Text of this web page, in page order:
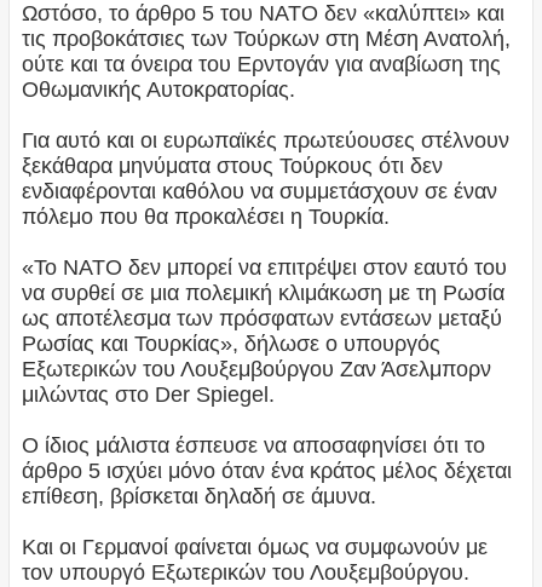
Ωστόσο, το άρθρο 5 του ΝΑΤΟ δεν «καλύπτει» και
τις προβοκάτσιες των Τούρκων στη Μέση Ανατολή,
ούτε και τα όνειρα του Ερντογάν για αναβίωση της
Οθωμανικής Αυτοκρατορίας.
Για αυτό και οι ευρωπαϊκές πρωτεύουσες στέλνουν
ξεκάθαρα μηνύματα στους Τούρκους ότι δεν
ενδιαφέρονται καθόλου να συμμετάσχουν σε έναν
πόλεμο που θα προκαλέσει η Τουρκία.
«Το ΝΑΤΟ δεν μπορεί να επιτρέψει στον εαυτό του
να συρθεί σε μια πολεμική κλιμάκωση με τη Ρωσία
ως αποτέλεσμα των πρόσφατων εντάσεων μεταξύ
Ρωσίας και Τουρκίας», δήλωσε ο υπουργός
Εξωτερικών του Λουξεμβούργου Ζαν Άσελμπορν
μιλώντας στο Der Spiegel.
Ο ίδιος μάλιστα έσπευσε να αποσαφηνίσει ότι το
άρθρο 5 ισχύει μόνο όταν ένα κράτος μέλος δέχεται
επίθεση, βρίσκεται δηλαδή σε άμυνα.
Και οι Γερμανοί φαίνεται όμως να συμφωνούν με
τον υπουργό Εξωτερικών του Λουξεμβούργου.